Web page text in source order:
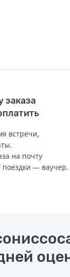
заказа
встречи,
на почту
— ваучер.